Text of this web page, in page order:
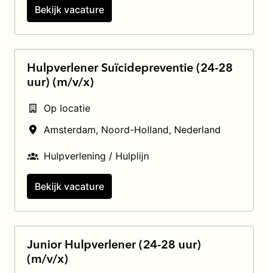
Bekijk vacature
Hulpverlener Suïcidepreventie (24-28
uur) (m/v/x)
Op locatie
Amsterdam, Noord-Holland, Nederland
Hulpverlening / Hulplijn
Bekijk vacature
Junior Hulpverlener (24-28 uur)
(m/v/x)